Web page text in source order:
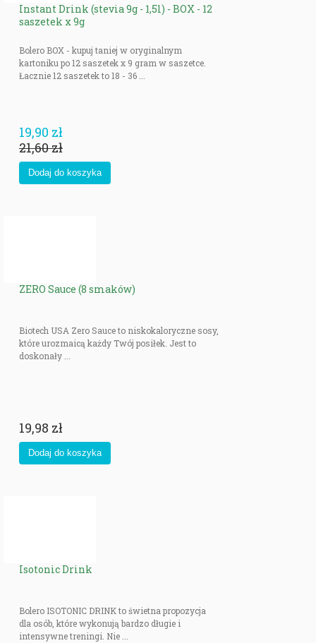
Instant Drink (stevia 9g - 1,5l) - BOX - 12
saszetek x 9g
Bolero BOX - kupuj taniej w oryginalnym
kartoniku po 12 saszetek x 9 gram w saszetce.
Łacznie 12 saszetek to 18 - 36 ...
19,90 zł
21,60 zł
ZERO Sauce (8 smaków)
Biotech USA Zero Sauce to niskokaloryczne sosy,
które urozmaicą każdy Twój posiłek. Jest to
doskonały ...
19,98 zł
Isotonic Drink
Bolero ISOTONIC DRINK to świetna propozycja
dla osób, które wykonują bardzo długie i
intensywne treningi. Nie ...